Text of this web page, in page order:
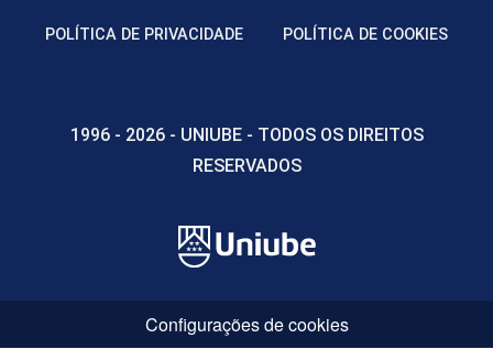
POLÍTICA DE PRIVACIDADE POLÍTICA DE COOKIES
1996 - 2026 - UNIUBE - TODOS OS DIREITOS
RESERVADOS
Configurações de cookies